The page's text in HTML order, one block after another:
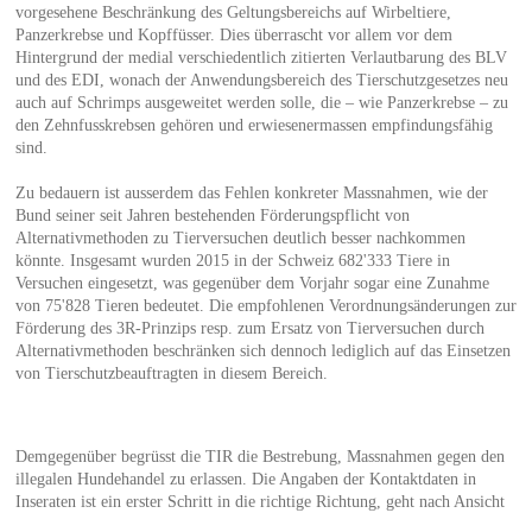
vorgesehene Beschränkung des Geltungsbereichs auf Wirbeltiere,
Panzerkrebse und Kopffüsser. Dies überrascht vor allem vor dem
Hintergrund der medial verschiedentlich zitierten Verlautbarung des BLV
und des EDI, wonach der Anwendungsbereich des Tierschutzgesetzes neu
auch auf Schrimps ausgeweitet werden solle, die – wie Panzerkrebse – zu
den Zehnfusskrebsen gehören und erwiesenermassen empfindungsfähig
sind.
Zu bedauern ist ausserdem das Fehlen konkreter Massnahmen, wie der
Bund seiner seit Jahren bestehenden Förderungspflicht von
Alternativmethoden zu Tierversuchen deutlich besser nachkommen
könnte. Insgesamt wurden 2015 in der Schweiz 682'333 Tiere in
Versuchen eingesetzt, was gegenüber dem Vorjahr sogar eine Zunahme
von 75'828 Tieren bedeutet. Die empfohlenen Verordnungsänderungen zur
Förderung des 3R-Prinzips resp. zum Ersatz von Tierversuchen durch
Alternativmethoden beschränken sich dennoch lediglich auf das Einsetzen
von Tierschutzbeauftragten in diesem Bereich.
Demgegenüber begrüsst die TIR die Bestrebung, Massnahmen gegen den
illegalen Hundehandel zu erlassen. Die Angaben der Kontaktdaten in
Inseraten ist ein erster Schritt in die richtige Richtung, geht nach Ansicht